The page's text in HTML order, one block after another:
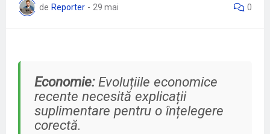
de Reporter - 29 mai 0
Economie:Evoluțiile economice
recente necesită explicații
suplimentare pentru o înțelegere
corectă.